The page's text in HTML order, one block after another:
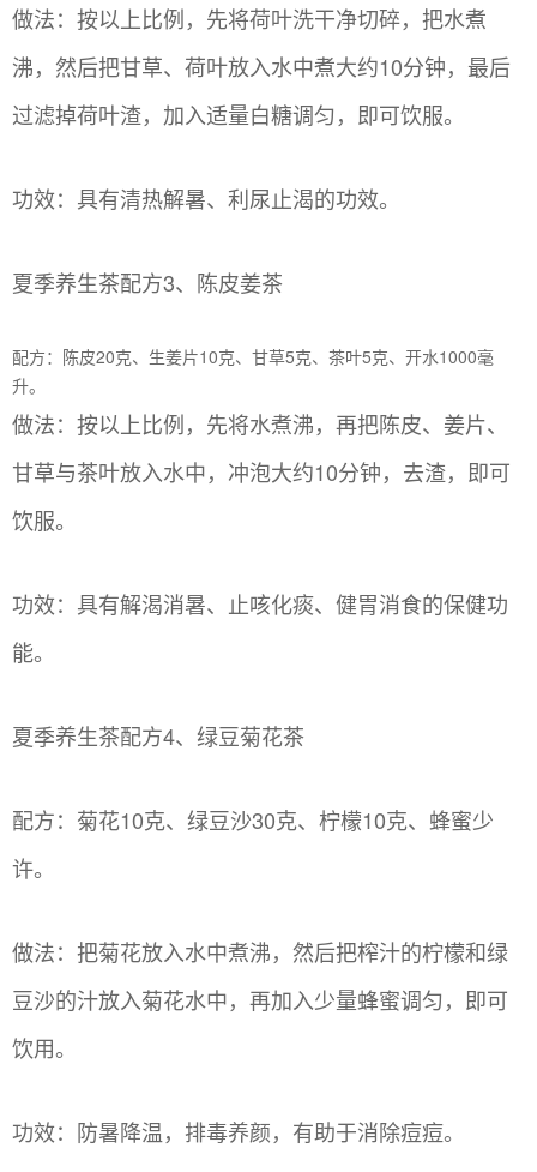
做法：按以上比例，先将荷叶洗干净切碎，把水煮
沸，然后把甘草、荷叶放入水中煮大约10分钟，最后
过滤掉荷叶渣，加入适量白糖调匀，即可饮服。
功效：具有清热解暑、利尿止渴的功效。
夏季养生茶配方3、陈皮姜茶
配方：陈皮20克、生姜片10克、甘草5克、茶叶5克、开水1000毫
升。
做法：按以上比例，先将水煮沸，再把陈皮、姜片、
甘草与茶叶放入水中，冲泡大约10分钟，去渣，即可
饮服。
功效：具有解渴消暑、止咳化痰、健胃消食的保健功
能。
夏季养生茶配方4、绿豆菊花茶
配方：菊花10克、绿豆沙30克、柠檬10克、蜂蜜少
许。
做法：把菊花放入水中煮沸，然后把榨汁的柠檬和绿
豆沙的汁放入菊花水中，再加入少量蜂蜜调匀，即可
饮用。
功效：防暑降温，排毒养颜，有助于消除痘痘。